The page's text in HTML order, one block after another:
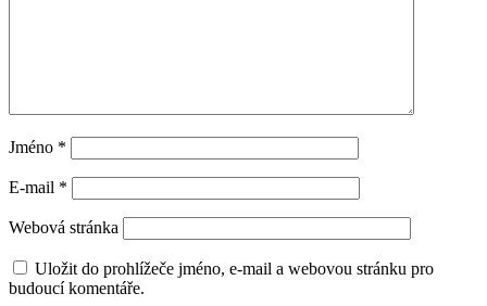
Jméno *
E-mail *
Webová stránka
Uložit do prohlížeče jméno, e-mail a webovou stránku pro
budoucí komentáře.